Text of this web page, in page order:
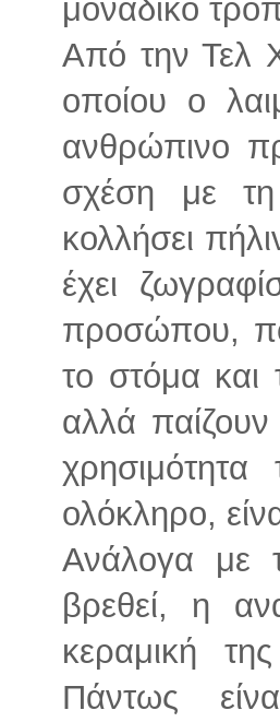
μοναδικό
Από την Τελ
οποίου ο
ανθρώπινο
σχέση με τη
κολλήσει
έχει
προσώπου,
το στόμα και
αλλά
ολόκληρο,
Ανάλογα με
βρεθεί, η
κεραμική
Πάντως